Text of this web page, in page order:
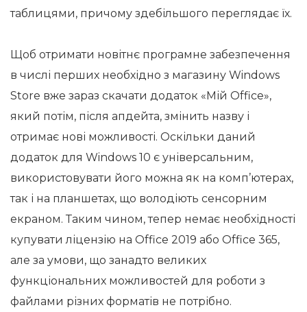
таблицями, причому здебільшого переглядає їх.
Щоб отримати новітнє програмне забезпечення
в числі перших необхідно з магазину Windows
Store вже зараз скачати додаток «Мій Office»,
який потім, після апдейта, змінить назву і
отримає нові можливості. Оскільки даний
додаток для Windows 10 є універсальним,
використовувати його можна як на комп’ютерах,
так і на планшетах, що володіють сенсорним
екраном. Таким чином, тепер немає необхідності
купувати ліцензію на Office 2019 або Office 365,
але за умови, що занадто великих
функціональних можливостей для роботи з
файлами різних форматів не потрібно.